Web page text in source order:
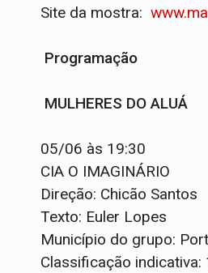
Site da mostra:
Programação
MULHERES DO ALUÁ
05/06 às 19:30
CIA O IMAGINÁRIO
Direção: Chicão Santos
Texto: Euler Lopes
Município do grupo:
Classificação